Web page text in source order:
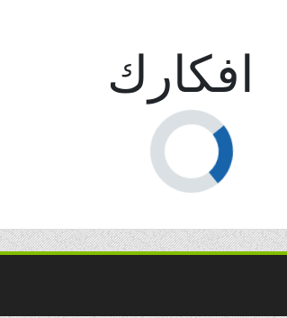
افكارك